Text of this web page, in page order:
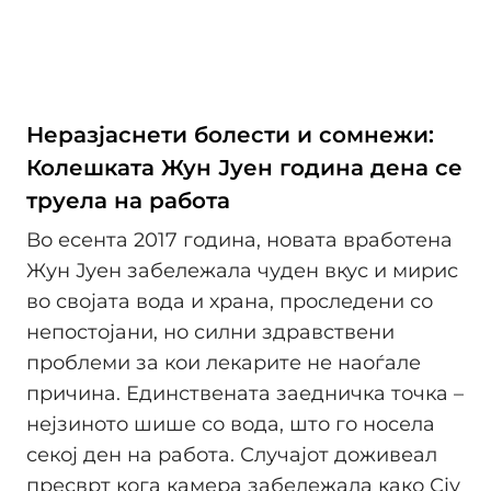
Неразјаснети болести и сомнежи:
Колешката Жун Јуен година дена се
труела на работа
Во есента 2017 година, новата вработена
Жун Јуен забележала чуден вкус и мирис
во својата вода и храна, проследени со
непостојани, но силни здравствени
проблеми за кои лекарите не наоѓале
причина. Единствената заедничка точка –
нејзиното шише со вода, што го носела
секој ден на работа. Случајот доживеал
пресврт кога камера забележала како Сју